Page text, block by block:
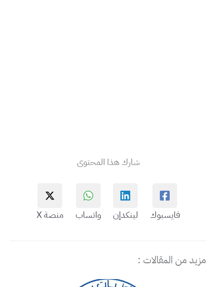
شارك هذا المحتوى
فايسبوك لينكدإن واتساب منصة X
مزيد من المقالات :